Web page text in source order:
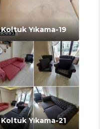
Koltuk Yıkama-19
Koltuk Yıkama-21